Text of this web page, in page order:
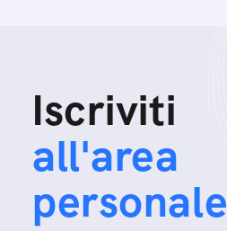
Iscriviti
all'area
personale